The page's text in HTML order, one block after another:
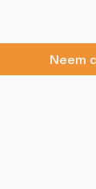
Neem